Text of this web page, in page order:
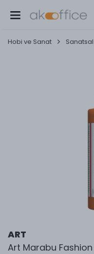
Hobi ve Sanat
ART
Art Marabu Fashion